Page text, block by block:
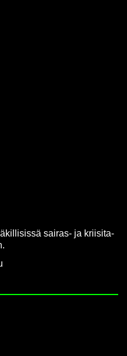
sairas-​ ja krii­si­ta­